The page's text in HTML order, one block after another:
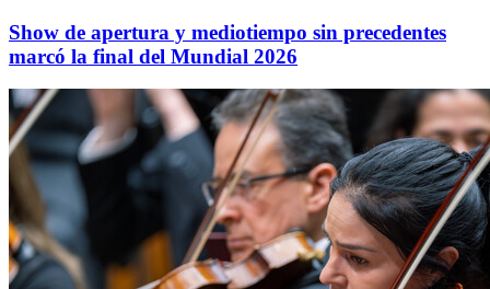
Show de apertura y mediotiempo sin precedentes
marcó la final del Mundial 2026